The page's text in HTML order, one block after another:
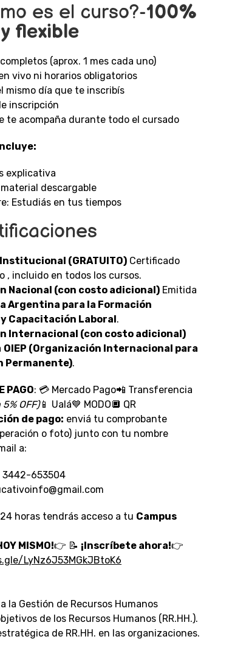
es el curso?-100%
flexible
(aprox. 1 mes cada uno)
vivo ni horarios obligatorios
mismo día que te inscribís
inscripción
te acompaña durante todo el cursado
explicativa
descargable
Estudiás en tus tiempos
(GRATUITO) Certificado
, incluido en todos los cursos.
Nacional (con costo adicional) Emitida
Argentina para la Formación
Capacitación Laboral.
Internacional (con costo adicional)
OIEP (Organización Internacional para
Permanente).
PAGO: 💳 Mercado Pago📲 Transferencia
OFF)📱 Ualá💙 MODO🔲 QR
de pago: enviá tu comprobante
o foto) junto con tu nombre
a:
3442-653504
horas tendrás acceso a tu Campus
MISMO!👉 📝 ¡Inscríbete ahora!👉
LyNz6J53MGkJBtoK6
la Gestión de Recursos Humanos
de los Recursos Humanos (RR.HH.).
de RR.HH. en las organizaciones.